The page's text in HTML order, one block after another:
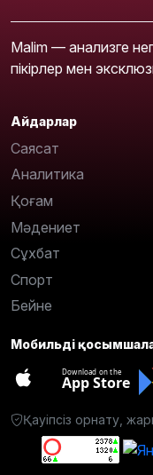
Malim — анализге
пікірлер мен
Айдарлар
Саясат
Аналитика
Қоғам
Мәдениет
Сұхбат
Спорт
Бейне
Мобильді
Download on the
App Store
Қауіпсіз орнату,